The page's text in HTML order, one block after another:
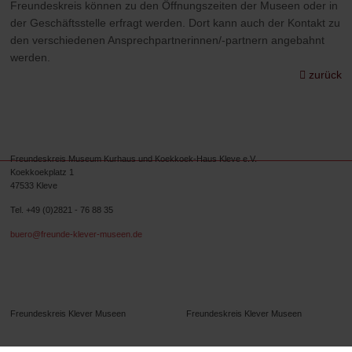
Freundeskreis können zu den Öffnungszeiten der Museen oder in
der Geschäftsstelle erfragt werden. Dort kann auch der Kontakt zu
den verschiedenen Ansprechpartnerinnen/-partnern angebahnt
werden.
zurück
Freundeskreis Museum Kurhaus und Koekkoek-Haus Kleve e.V.
Koekkoekplatz 1
47533 Kleve
Tel. +49 (0)2821 - 76 88 35
buero@freunde-klever-museen.de
Freundeskreis Klever Museen Freundeskreis Klever Museen